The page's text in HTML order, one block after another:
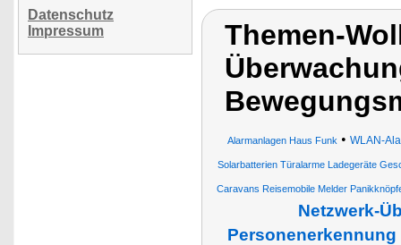
Datenschutz
Impressum
Themen-
Alarmanlagen Haus Funk • WLAN-
Solarbatterien Türalarme Ladegeräte
Caravans Reisemobile Melder
Netzwerk-
Personenerkennung